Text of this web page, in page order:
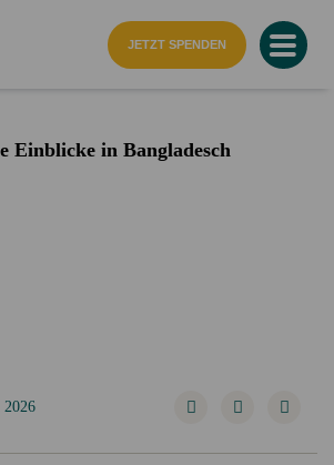
JETZT SPENDEN
Einblicke in Bangladesch
2026